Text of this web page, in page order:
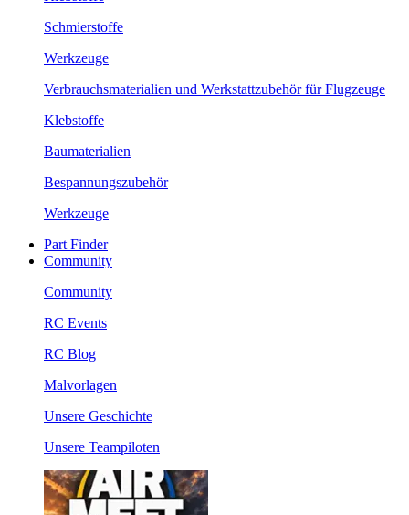
Schmierstoffe
Werkzeuge
Verbrauchsmaterialien und Werkstattzubehör für Flugzeuge
Klebstoffe
Baumaterialien
Bespannungszubehör
Werkzeuge
Part Finder
Community
Community
RC Events
RC Blog
Malvorlagen
Unsere Geschichte
Unsere Teampiloten